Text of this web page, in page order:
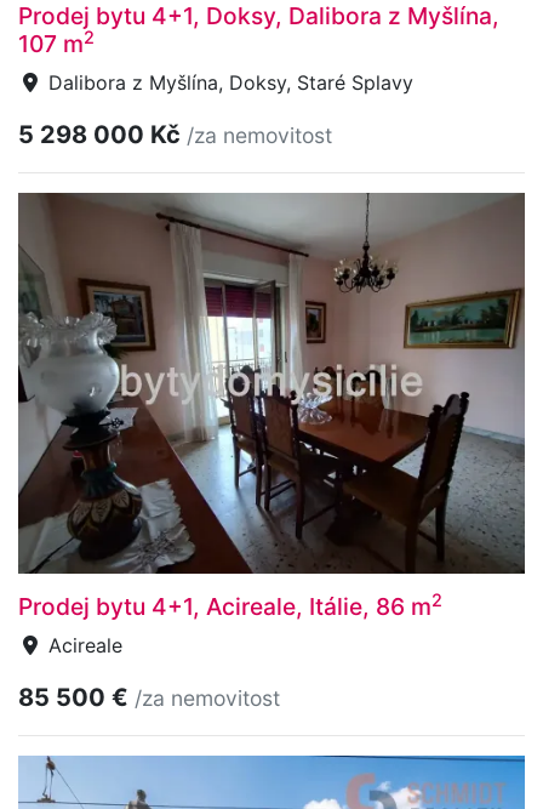
Prodej bytu 4+1, Doksy, Dalibora z Myšlína,
107 m2
Dalibora z Myšlína, Doksy, Staré Splavy
5 298 000 Kč /za nemovitost
Prodej bytu 4+1, Acireale, Itálie, 86 m2
Acireale
85 500 € /za nemovitost